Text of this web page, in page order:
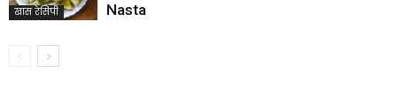
खास रेसिपी
Nasta